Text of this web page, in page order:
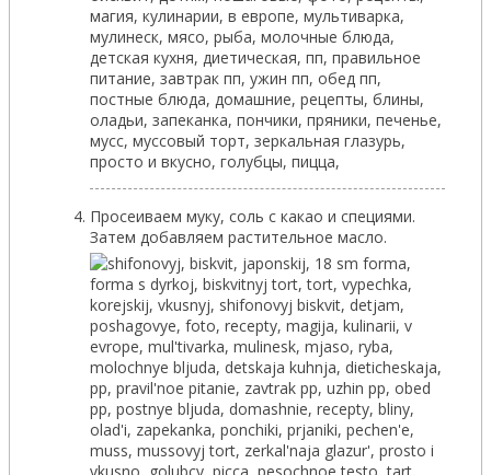
Просеиваем муку, соль с какао и специями.
Затем добавляем растительное масло.